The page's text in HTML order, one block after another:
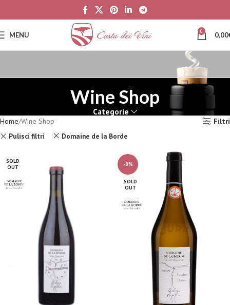
MENU 0 0,00
Wine Shop
Categorie
Home Wine Shop
Filtri
Pulisci filtri
Domaine de la Borde
SOLD
OUT
-8%
SOLD
OUT